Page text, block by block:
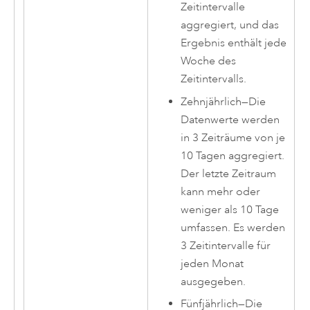
Zeitintervalle
aggregiert, und das
Ergebnis enthält jede
Woche des
Zeitintervalls.
Zehnjährlich—Die
Datenwerte werden
in 3 Zeiträume von je
10 Tagen aggregiert.
Der letzte Zeitraum
kann mehr oder
weniger als 10 Tage
umfassen. Es werden
3 Zeitintervalle für
jeden Monat
ausgegeben.
Fünfjährlich—Die